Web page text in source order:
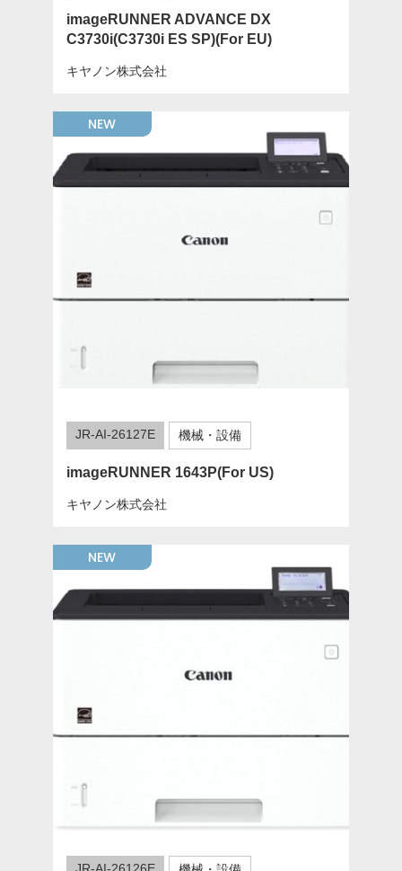
imageRUNNER ADVANCE DX
C3730i(C3730i ES SP)(For EU)
キヤノン株式会社
NEW
JR-AI-26127E 機械・設備
imageRUNNER 1643P(For US)
キヤノン株式会社
NEW